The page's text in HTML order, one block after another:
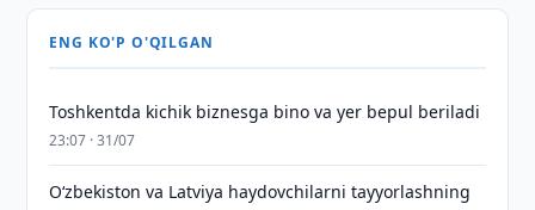
ENG KO'P O'QILGAN
Toshkentda kichik biznesga bino va yer bepul beriladi
23:07 · 31/07
Oʻzbekiston va Latviya haydovchilarni tayyorlashning